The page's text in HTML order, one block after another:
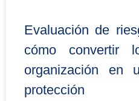
Evaluación de
cómo convertir
organización en
protección